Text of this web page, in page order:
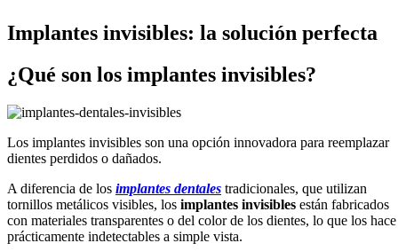
Implantes invisibles: la solución perfecta
¿Qué son los implantes invisibles?
Los implantes invisibles son una opción innovadora para reemplazar
dientes perdidos o dañados.
A diferencia de los implantes dentales tradicionales, que utilizan
tornillos metálicos visibles, los implantes invisibles están fabricados
con materiales transparentes o del color de los dientes, lo que los hace
prácticamente indetectables a simple vista.